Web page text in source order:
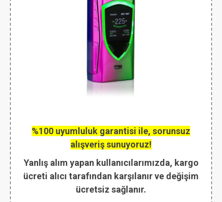
%100 uyumluluk garantisi ile, sorunsuz
alışveriş sunuyoruz!
Yanlış alım yapan kullanıcılarımızda, kargo
ücreti alıcı tarafından karşılanır ve değişim
ücretsiz sağlanır.